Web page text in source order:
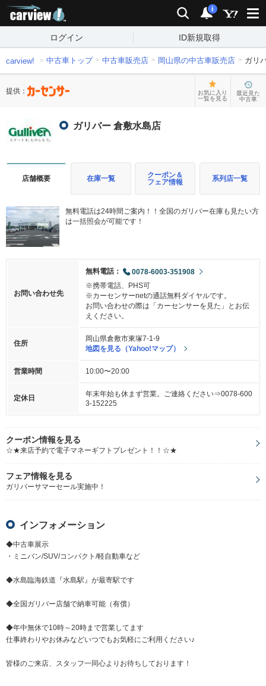
検索 通知
i
ログイン ID新規取得
carview! 中古車トップ 中古車販売店 岡山県の中古車販売店 ガリ
提供：
お気に入り
一覧を見る
最近見た
中古車
ガリバー 倉敷水島店
店舗概要 在庫一覧
クーポン＆
フェア情報
系列店一覧
無料電話は24時間ご案内！！全国のガリバー在庫も見たい方
は一括照会が可能です！
お問い合わせ先
無料電話：
0078-6003-351908
※携帯電話、PHS可
※カーセンサーnetの通話無料ダイヤルです。
お問い合わせの際は「カーセンサーを見た」とお伝
えください。
住所
岡山県倉敷市東塚7-1-9
地図を見る（Yahoo!マップ）
営業時間 10:00〜20:00
定休日
年末年始も休まず営業。ご連絡ください⇒0078-600
3-152225
クーポン情報を見る
☆★来店予約で電子マネーギフトプレゼント！！☆★
フェア情報を見る
ガリバーサマーセール実施中！
インフォメーション
◆中古車展示
・ミニバン/SUV/コンパクト/軽自動車など
◆水島臨海鉄道『水島駅』が最寄駅です
◆全国ガリバー店舗で納車可能（有償）
◆年中無休で10時～20時まで営業してます
仕事終わりやお休みなどいつでもお気軽にご利用ください♪
皆様のご来店、スタッフ一同心よりお待ちしております！